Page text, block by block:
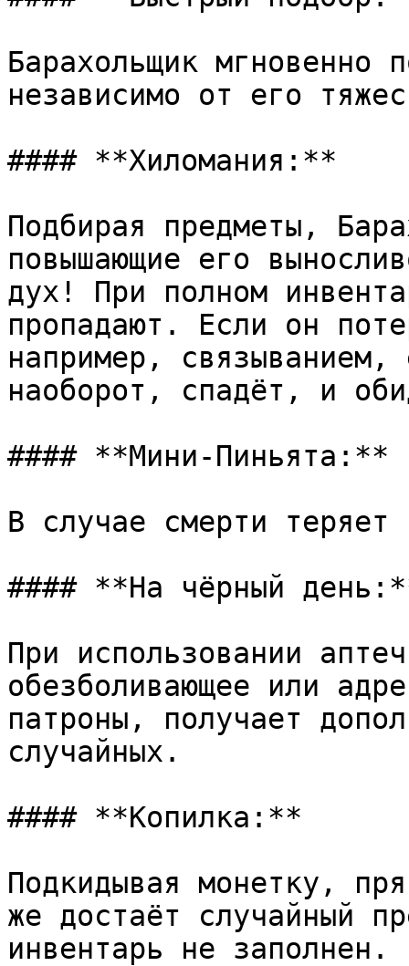
Барахольщик мгновенно
независимо от его
#### **Хиломания:**
Подбирая предметы,
повышающие его
дух! При полном
пропадают. Если он
например, связыванием,
наоборот, спадёт, и
#### **Мини-Пиньята:**
В случае смерти
#### **На чёрный
При использовании
обезболивающее или
патроны, получает
случайных.
#### **Копилка:**
Подкидывая монетку,
же достаёт случайный
инвентарь не заполнен.